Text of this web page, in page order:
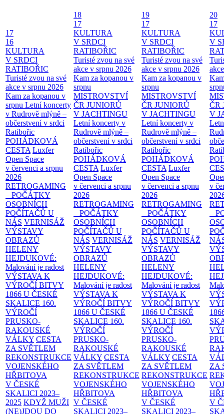
17
16
KULTURA
V SRDCI
RATIBOŘIC
Turisté zvou na své
akce v srpnu 2026
Kam za kopanou v
srpnu Letní koncerty
v Rudrově mlýně –
občerstvení v srdci
Ratibořic
POHÁDKOVÁ
CESTA Luxfer
Open Space
v červenci a srpnu
2026
RETROGAMING
– POČÁTKY
OSOBNÍCH
POČÍTAČŮ U
NÁS VERNISÁŽ
VÝSTAVY
OBRAZŮ
HELENY
HEJDUKOVÉ:
Malování je radost
VÝSTAVA K
VÝROČÍ BITVY
1866 U ČESKÉ
SKALICE 160.
VÝROČÍ
PRUSKO-
RAKOUSKÉ
VÁLKY CESTA
ZA SVĚTLEM
REKONSTRUKCE
VOJENSKÉHO
HŘBITOVA
V ČESKÉ
SKALICI 2023–
2025 KDYŽ MUŽI
(NE)JDOU DO
18
17
KULTURA
V SRDCI
RATIBOŘIC
Turisté zvou na své
akce v srpnu 2026
Kam za kopanou v
srpnu
MISTROVSTVÍ
ČR JUNIORŮ
V JACHTINGU
Letní koncerty v
Rudrově mlýně –
občerstvení v srdci
Ratibořic
POHÁDKOVÁ
CESTA Luxfer
Open Space
v červenci a srpnu
2026
RETROGAMING
– POČÁTKY
OSOBNÍCH
POČÍTAČŮ U
NÁS VERNISÁŽ
VÝSTAVY
OBRAZŮ
HELENY
HEJDUKOVÉ:
Malování je radost
VÝSTAVA K
VÝROČÍ BITVY
1866 U ČESKÉ
SKALICE 160.
VÝROČÍ
PRUSKO-
RAKOUSKÉ
VÁLKY CESTA
ZA SVĚTLEM
REKONSTRUKCE
VOJENSKÉHO
HŘBITOVA
V ČESKÉ
SKALICI 2023–
19
17
KULTURA
V SRDCI
RATIBOŘIC
Turisté zvou na své
akce v srpnu 2026
Kam za kopanou v
srpnu
MISTROVSTVÍ
ČR JUNIORŮ
V JACHTINGU
Letní koncerty v
Rudrově mlýně –
občerstvení v srdci
Ratibořic
POHÁDKOVÁ
CESTA Luxfer
Open Space
v červenci a srpnu
2026
RETROGAMING
– POČÁTKY
OSOBNÍCH
POČÍTAČŮ U
NÁS VERNISÁŽ
VÝSTAVY
OBRAZŮ
HELENY
HEJDUKOVÉ:
Malování je radost
VÝSTAVA K
VÝROČÍ BITVY
1866 U ČESKÉ
SKALICE 160.
VÝROČÍ
PRUSKO-
RAKOUSKÉ
VÁLKY CESTA
ZA SVĚTLEM
REKONSTRUKCE
VOJENSKÉHO
HŘBITOVA
V ČESKÉ
SKALICI 2023–
20
17
V
ČR
V
v
–
ZA
V